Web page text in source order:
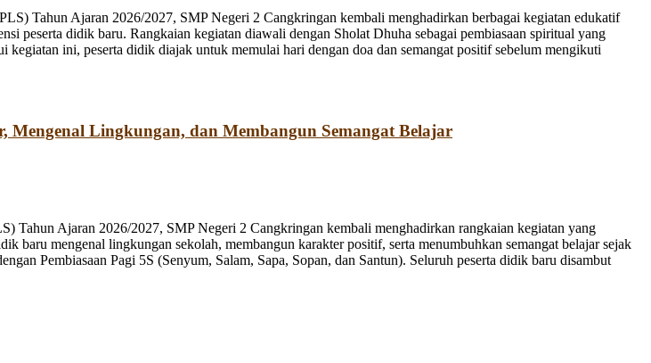
Tahun Ajaran 2026/2027, SMP Negeri 2 Cangkringan kembali menghadirkan berbagai kegiatan edukatif
peserta didik baru. Rangkaian kegiatan diawali dengan Sholat Dhuha sebagai pembiasaan spiritual yang
ini, peserta didik diajak untuk memulai hari dengan doa dan semangat positif sebelum mengikuti
Lingkungan, dan Membangun Semangat Belajar
Tahun Ajaran 2026/2027, SMP Negeri 2 Cangkringan kembali menghadirkan rangkaian kegiatan yang
baru mengenal lingkungan sekolah, membangun karakter positif, serta menumbuhkan semangat belajar sejak
Pembiasaan Pagi 5S (Senyum, Salam, Sapa, Sopan, dan Santun). Seluruh peserta didik baru disambut